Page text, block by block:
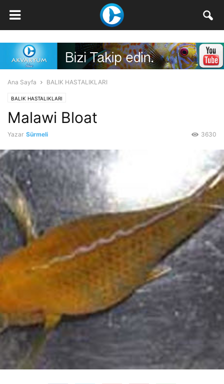
Ana Sayfa BALIK HASTALIKLARI
BALIK HASTALIKLARI
Malawi Bloat
Yazar Sürmeli 3630